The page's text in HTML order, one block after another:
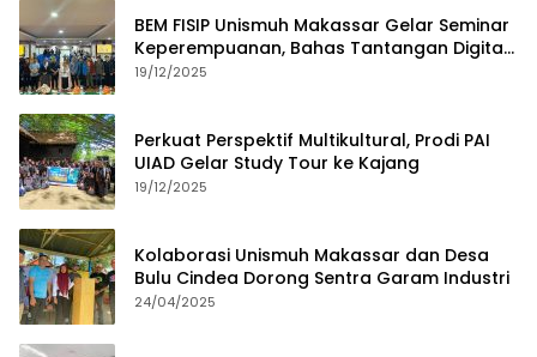
BEM FISIP Unismuh Makassar Gelar Seminar
Keperempuanan, Bahas Tantangan Digital
dan Budaya Lokal
19/12/2025
Perkuat Perspektif Multikultural, Prodi PAI
UIAD Gelar Study Tour ke Kajang
19/12/2025
Kolaborasi Unismuh Makassar dan Desa
Bulu Cindea Dorong Sentra Garam Industri
24/04/2025